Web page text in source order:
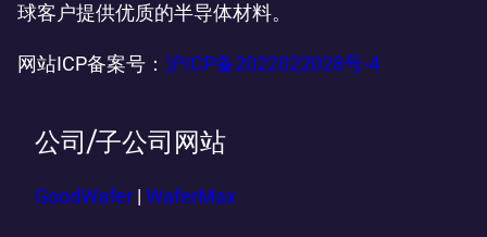
球客户提供优质的半导体材料。
网站ICP备案号： 沪ICP备2022022028号-4
公司/子公司网站
GoodWafer WaferMax